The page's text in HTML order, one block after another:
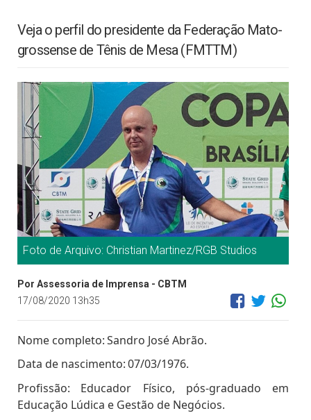
Veja o perfil do presidente da Federação Mato-
grossense de Tênis de Mesa (FMTTM)
Foto de Arquivo: Christian Martinez/RGB Studios
Por Assessoria de Imprensa - CBTM
17/08/2020 13h35
Nome completo:Sandro José Abrão.
Data de nascimento:07/03/1976.
Profissão:
Educador Físico, pós-graduado em
Educação Lúdica e Gestão de Negócios.